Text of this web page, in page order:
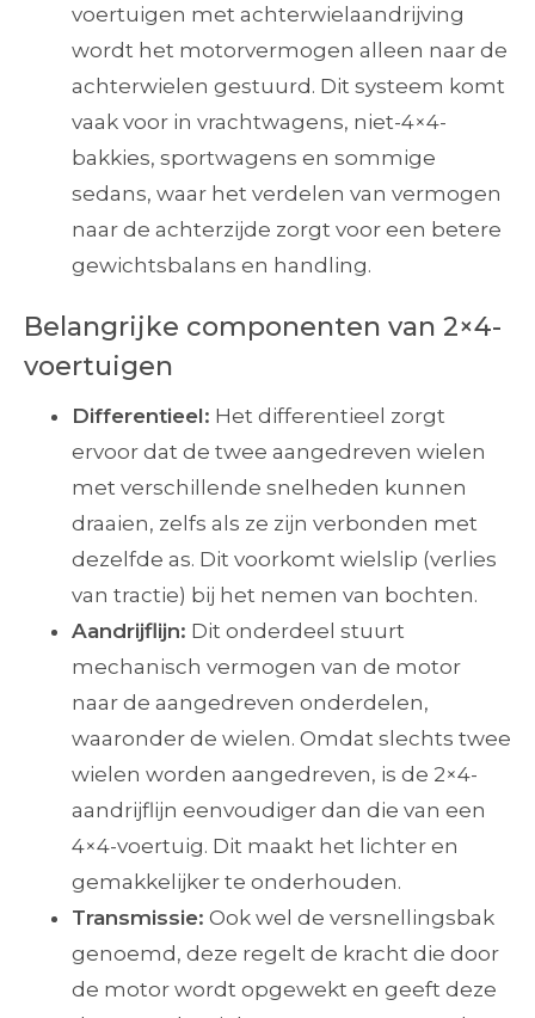
voertuigen met achterwielaandrijving
wordt het motorvermogen alleen naar de
achterwielen gestuurd. Dit systeem komt
vaak voor in vrachtwagens, niet-4×4-
bakkies, sportwagens en sommige
sedans, waar het verdelen van vermogen
naar de achterzijde zorgt voor een betere
gewichtsbalans en handling.
Belangrijke componenten van 2×4-
voertuigen
Differentieel: Het differentieel zorgt
ervoor dat de twee aangedreven wielen
met verschillende snelheden kunnen
draaien, zelfs als ze zijn verbonden met
dezelfde as. Dit voorkomt wielslip (verlies
van tractie) bij het nemen van bochten.
Aandrijflijn: Dit onderdeel stuurt
mechanisch vermogen van de motor
naar de aangedreven onderdelen,
waaronder de wielen. Omdat slechts twee
wielen worden aangedreven, is de 2×4-
aandrijflijn eenvoudiger dan die van een
4×4-voertuig. Dit maakt het lichter en
gemakkelijker te onderhouden.
Transmissie: Ook wel de versnellingsbak
genoemd, deze regelt de kracht die door
de motor wordt opgewekt en geeft deze